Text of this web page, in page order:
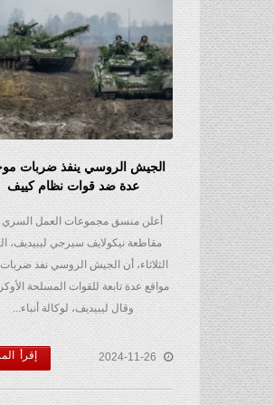
الجيش الروسي ينفذ ضربات
عدة ضد قوات نظام كييف
أعلن منسق مجموعات العمل
مقاطعة نيكولايف سيرجي ليبيديف،
الثلاثاء، أن الجيش الروسي نفذ
مواقع عدة تابعة للقوات المسلحة
وقال ليبيديف، لوكالة أنباء...
2024-11-26 إقرأ